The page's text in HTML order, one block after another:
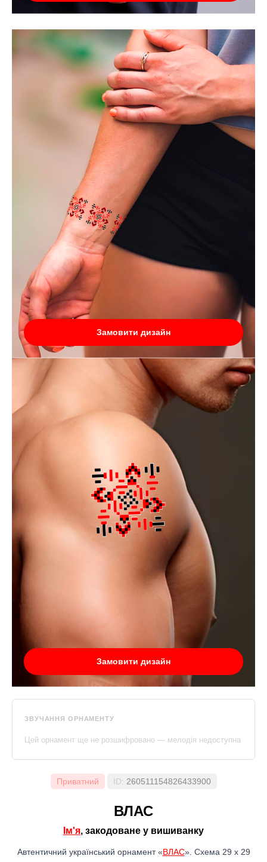
Замовити дизайн
Замовити дизайн
ЗВУЧАННЯ ОРНАМЕНТУ
Цей орнамент ще не розшифровано — мелодія недоступна
Приватний ID: 260511154826433900
ВЛАС
Ім'я, закодоване у вишиванку
Автентичний український орнамент «ВЛАС». Схема 29 x 29